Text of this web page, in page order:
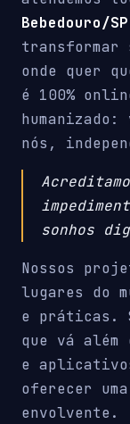
Bebedouro/SP
transformar
onde quer
é 100%
nós,
sonhos
Nossos
lugares do
e práticas.
que vá
e
oferecer
envolvente.